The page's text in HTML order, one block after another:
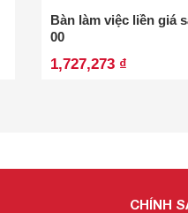
Bàn làm việc liền giá
00
1,727,273 ₫
CHÍNH